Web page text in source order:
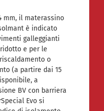
mm, il materassino
è indicato
galleggianti
e per le
o
(a partire dai 15
a
BV con barriera
Evo si